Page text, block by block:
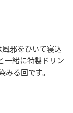
邪をひいて寝込
一緒に特製ドリン
る回です。